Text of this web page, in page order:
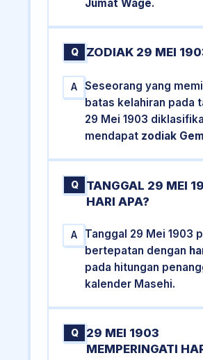
Jumat Wage.
Q ZODIAK 29 MEI
A
Seseorang yang
batas kelahiran pada
29 Mei 1903
mendapat zodiak
Q
TANGGAL 29 MEI
HARI APA?
A
Tanggal 29 Mei 1903
bertepatan dengan
pada hitungan
kalender Masehi.
Q
29 MEI 1903
MEMPERINGATI